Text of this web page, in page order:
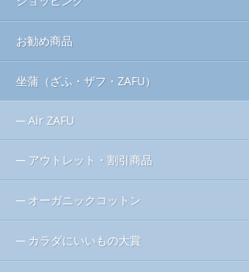
お勧め商品
坐蒲（ざふ・ザフ・ZAFU）
Air ZAFU
アウトレット・割引商品
オーガニックコットン
カラダにいいもの大賞